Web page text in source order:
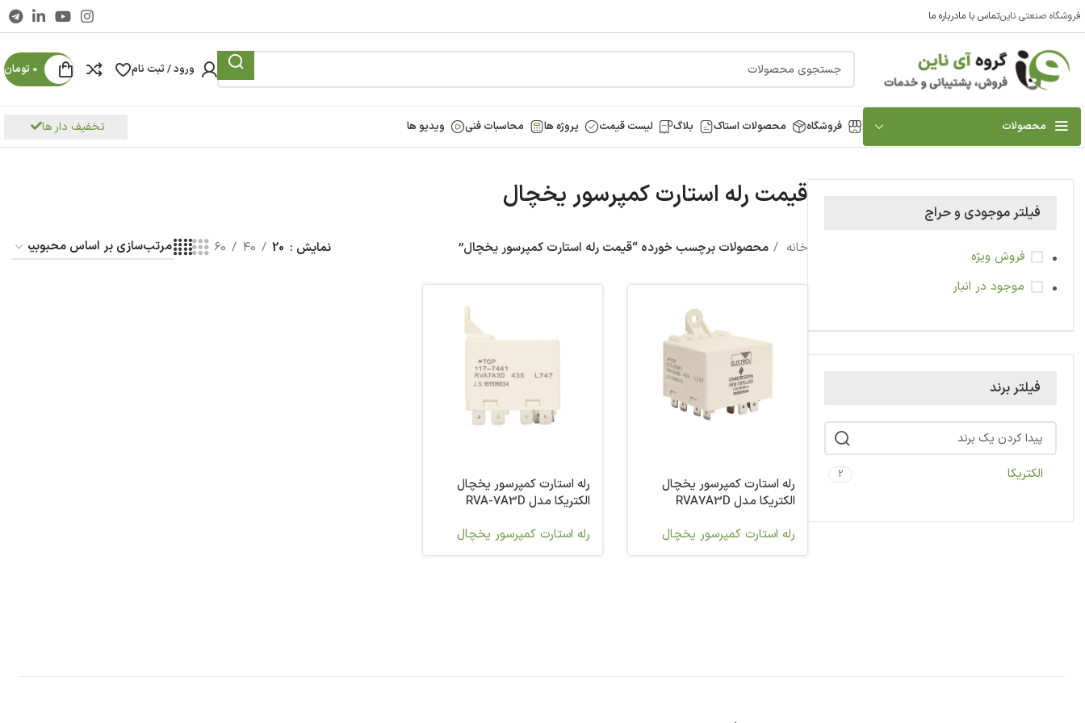
فروشگاه صنعتی ناینتماس با مادرباره ما
ورود / ثبت نام 0 تومان
محصولات فروشگاه محصولات استاک بلاگ لیست قیمت پروژه ها محاسبات فنی ویدیو ها تخفیف دار ها
فیلتر موجودی و حراج
فروش ویژه
موجود در انبار
فیلتر برند
الکتریکا 2
قیمت رله استارت کمپرسور یخچال
خانه محصولات برچسب خورده “قیمت رله استارت کمپرسور یخچال” نمایش 20
40
60
رله استارت کمپرسور یخچال
الکتریکا مدل RVA7A3D
رله استارت کمپرسور یخچال
رله استارت کمپرسور یخچال
الکتریکا مدل RVA-7A3D
رله استارت کمپرسور یخچال